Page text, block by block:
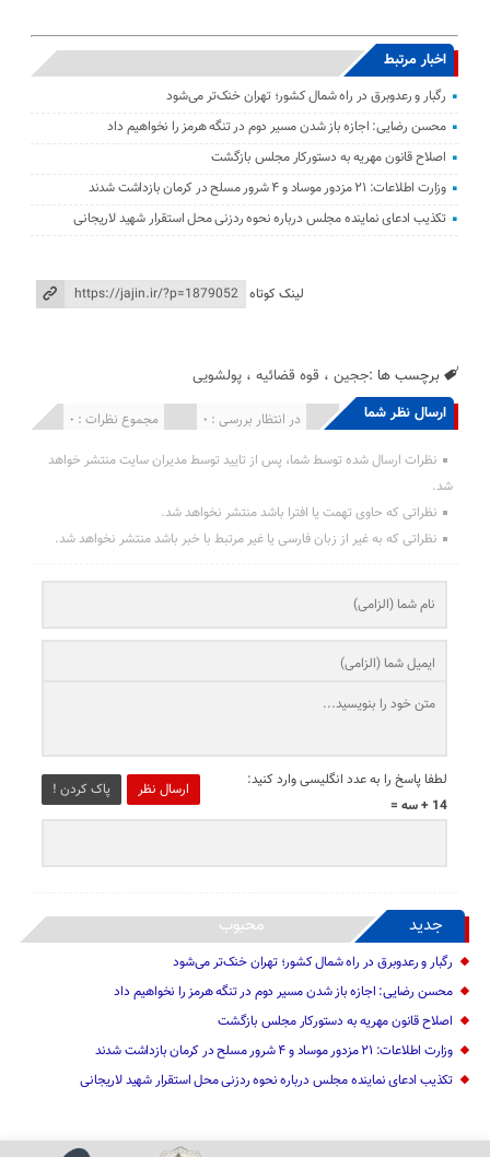
اخبار مرتبط
رگبار و رعدوبرق در راه شمال کشور؛ تهران خنک‌تر می‌شود
محسن رضایی: اجازه باز شدن مسیر دوم در تنگه هرمز را نخواهیم داد
اصلاح قانون مهریه به دستورکار مجلس بازگشت
وزارت اطلاعات: ۲۱ مزدور موساد و ۴ شرور مسلح در کرمان بازداشت شدند
تکذیب ادعای نماینده مجلس درباره نحوه ردزنی محل استقرار شهید لاریجانی
لینک کوتاه
برچسب ها :ججین ، قوه قضائیه ،پولشویی
ارسال نظر شما مجموع نظرات : 0 در انتظار بررسی : 0 انتشار یافته : 0
نظرات ارسال شده توسط شما، پس از تایید توسط مدیران سایت منتشر خواهد
شد.
نظراتی که حاوی تهمت یا افترا باشد منتشر نخواهد شد.
نظراتی که به غیر از زبان فارسی یا غیر مرتبط با خبر باشد منتشر نخواهد شد.
ارسال نظر پاک کردن !
لطفا پاسخ را به عدد انگلیسی وارد کنید:
14 + سه =
جدید محبوب
رگبار و رعدوبرق در راه شمال کشور؛ تهران خنک‌تر می‌شود
محسن رضایی: اجازه باز شدن مسیر دوم در تنگه هرمز را نخواهیم داد
اصلاح قانون مهریه به دستورکار مجلس بازگشت
وزارت اطلاعات: ۲۱ مزدور موساد و ۴ شرور مسلح در کرمان بازداشت شدند
تکذیب ادعای نماینده مجلس درباره نحوه ردزنی محل استقرار شهید لاریجانی